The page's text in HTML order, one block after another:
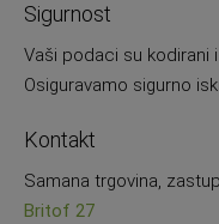
Sigurnost
Vaši podaci su kodirani
Osiguravamo sigurno
Kontakt
Samana trgovina,
Britof 27